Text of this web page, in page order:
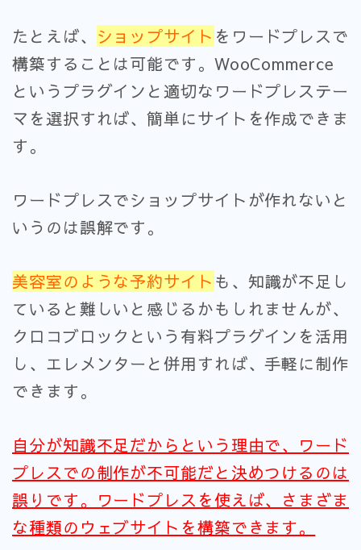
たとえば、 ショップサイト をワードプレスで
構築することは可能です。WooCommerce
というプラグインと適切なワードプレステー
マを選択すれば、簡単にサイトを作成できま
す。
ワードプレスでショップサイトが作れないと
いうのは誤解です。
美容室のような予約サイト も、知識が不足し
ていると難しいと感じるかもしれませんが、
クロコブロックという有料プラグインを活用
し、エレメンターと併用すれば、手軽に制作
できます。
自分が知識不足だからという理由で、ワード
プレスでの制作が不可能だと決めつけるのは
誤りです。ワードプレスを使えば、さまざま
な種類のウェブサイトを構築できます。